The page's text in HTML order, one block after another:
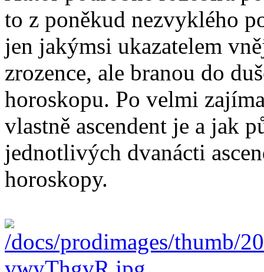
to z poněkud nezvyklého
jen jakýmsi ukazatelem
zrozence, ale branou do
horoskopu. Po velmi
vlastně ascendent je a jak
jednotlivých dvanácti
horoskopy.